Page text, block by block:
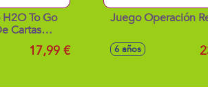
To Go
Cartas
Al Agua17,99 €
Juego Operación
6 años